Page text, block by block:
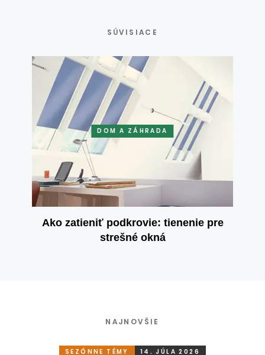
SÚVISIACE
DOM A ZÁHRADA
Ako zatieniť podkrovie: tienenie pre
strešné okná
NAJNOVŠIE
SEZÓNNE TÉMY 14. JÚLA 2026